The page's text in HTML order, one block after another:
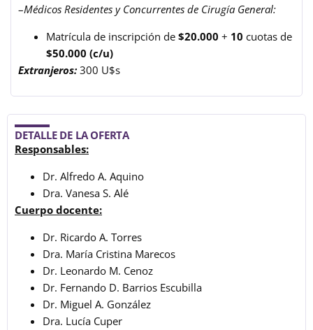
–Médicos Residentes y Concurrentes de Cirugía General:
Matrícula de inscripción de $20.000 + 10 cuotas de
$50.000 (c/u)
Extranjeros: 300 U$s
DETALLE DE LA OFERTA
Responsables:
Dr. Alfredo A. Aquino
Dra. Vanesa S. Alé
Cuerpo docente:
Dr. Ricardo A. Torres
Dra. María Cristina Marecos
Dr. Leonardo M. Cenoz
Dr. Fernando D. Barrios Escubilla
Dr. Miguel A. González
Dra. Lucía Cuper